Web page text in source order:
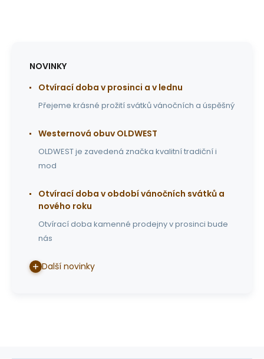
NOVINKY
Otvírací doba v prosinci a v lednu
Přejeme krásné prožití svátků vánočních a úspěšný
Westernová obuv OLDWEST
OLDWEST je zavedená značka kvalitní tradiční i
mod
Otvírací doba v období vánočních svátků a
nového roku
Otvírací doba kamenné prodejny v prosinci bude
nás
Další novinky